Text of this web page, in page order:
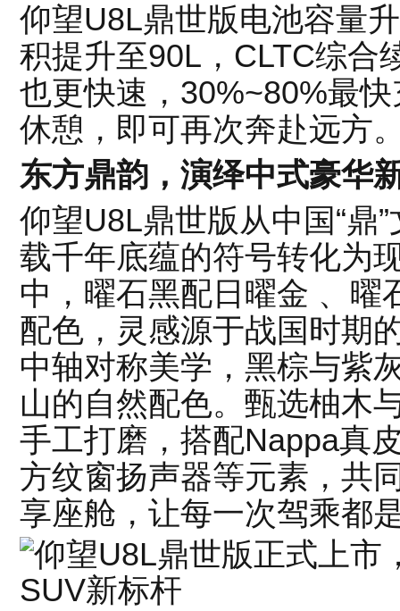
仰望U8L鼎世版电池容量
积提升至90L，CLTC综合
也更快速，30%~80%最
休憩，即可再次奔赴远方
东方鼎韵，演绎中式豪华
仰望U8L鼎世版从中国“鼎
载千年底蕴的符号转化为
中，曜石黑配日曜金 、曜
配色，灵感源于战国时期
中轴对称美学，黑棕与紫
山的自然配色。甄选柚木
手工打磨，搭配Nappa真
方纹窗扬声器等元素，共
享座舱，让每一次驾乘都